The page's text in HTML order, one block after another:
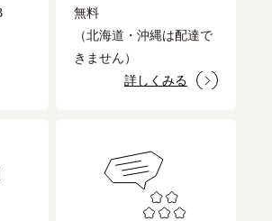
無料
（北海道・沖縄は配達で
きません）
詳しくみる